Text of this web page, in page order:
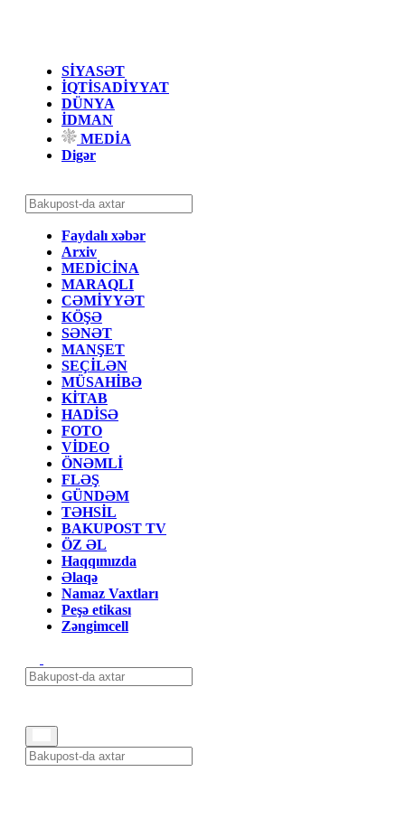
SİYASƏT
İQTİSADİYYAT
DÜNYA
İDMAN
MEDİA
Digər
Faydalı xəbər
Arxiv
MEDİCİNA
MARAQLI
CƏMİYYƏT
KÖŞƏ
SƏNƏT
MANŞET
SEÇİLƏN
MÜSAHİBƏ
KİTAB
HADİSƏ
FOTO
VİDEO
ÖNƏMLİ
FLƏŞ
GÜNDƏM
TƏHSİL
BAKUPOST TV
ÖZ ƏL
Haqqımızda
Əlaqə
Namaz Vaxtları
Peşə etikası
Zəngimcell